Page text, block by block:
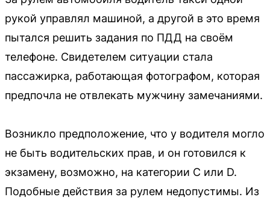
рукой управлял машиной, а другой в это время
пытался решить задания по ПДД на своём
телефоне. Свидетелем ситуации стала
пассажирка, работающая фотографом, которая
предпочла не отвлекать мужчину замечаниями.
Возникло предположение, что у водителя могло
не быть водительских прав, и он готовился к
экзамену, возможно, на категории C или D.
Подобные действия за рулем недопустимы. Из